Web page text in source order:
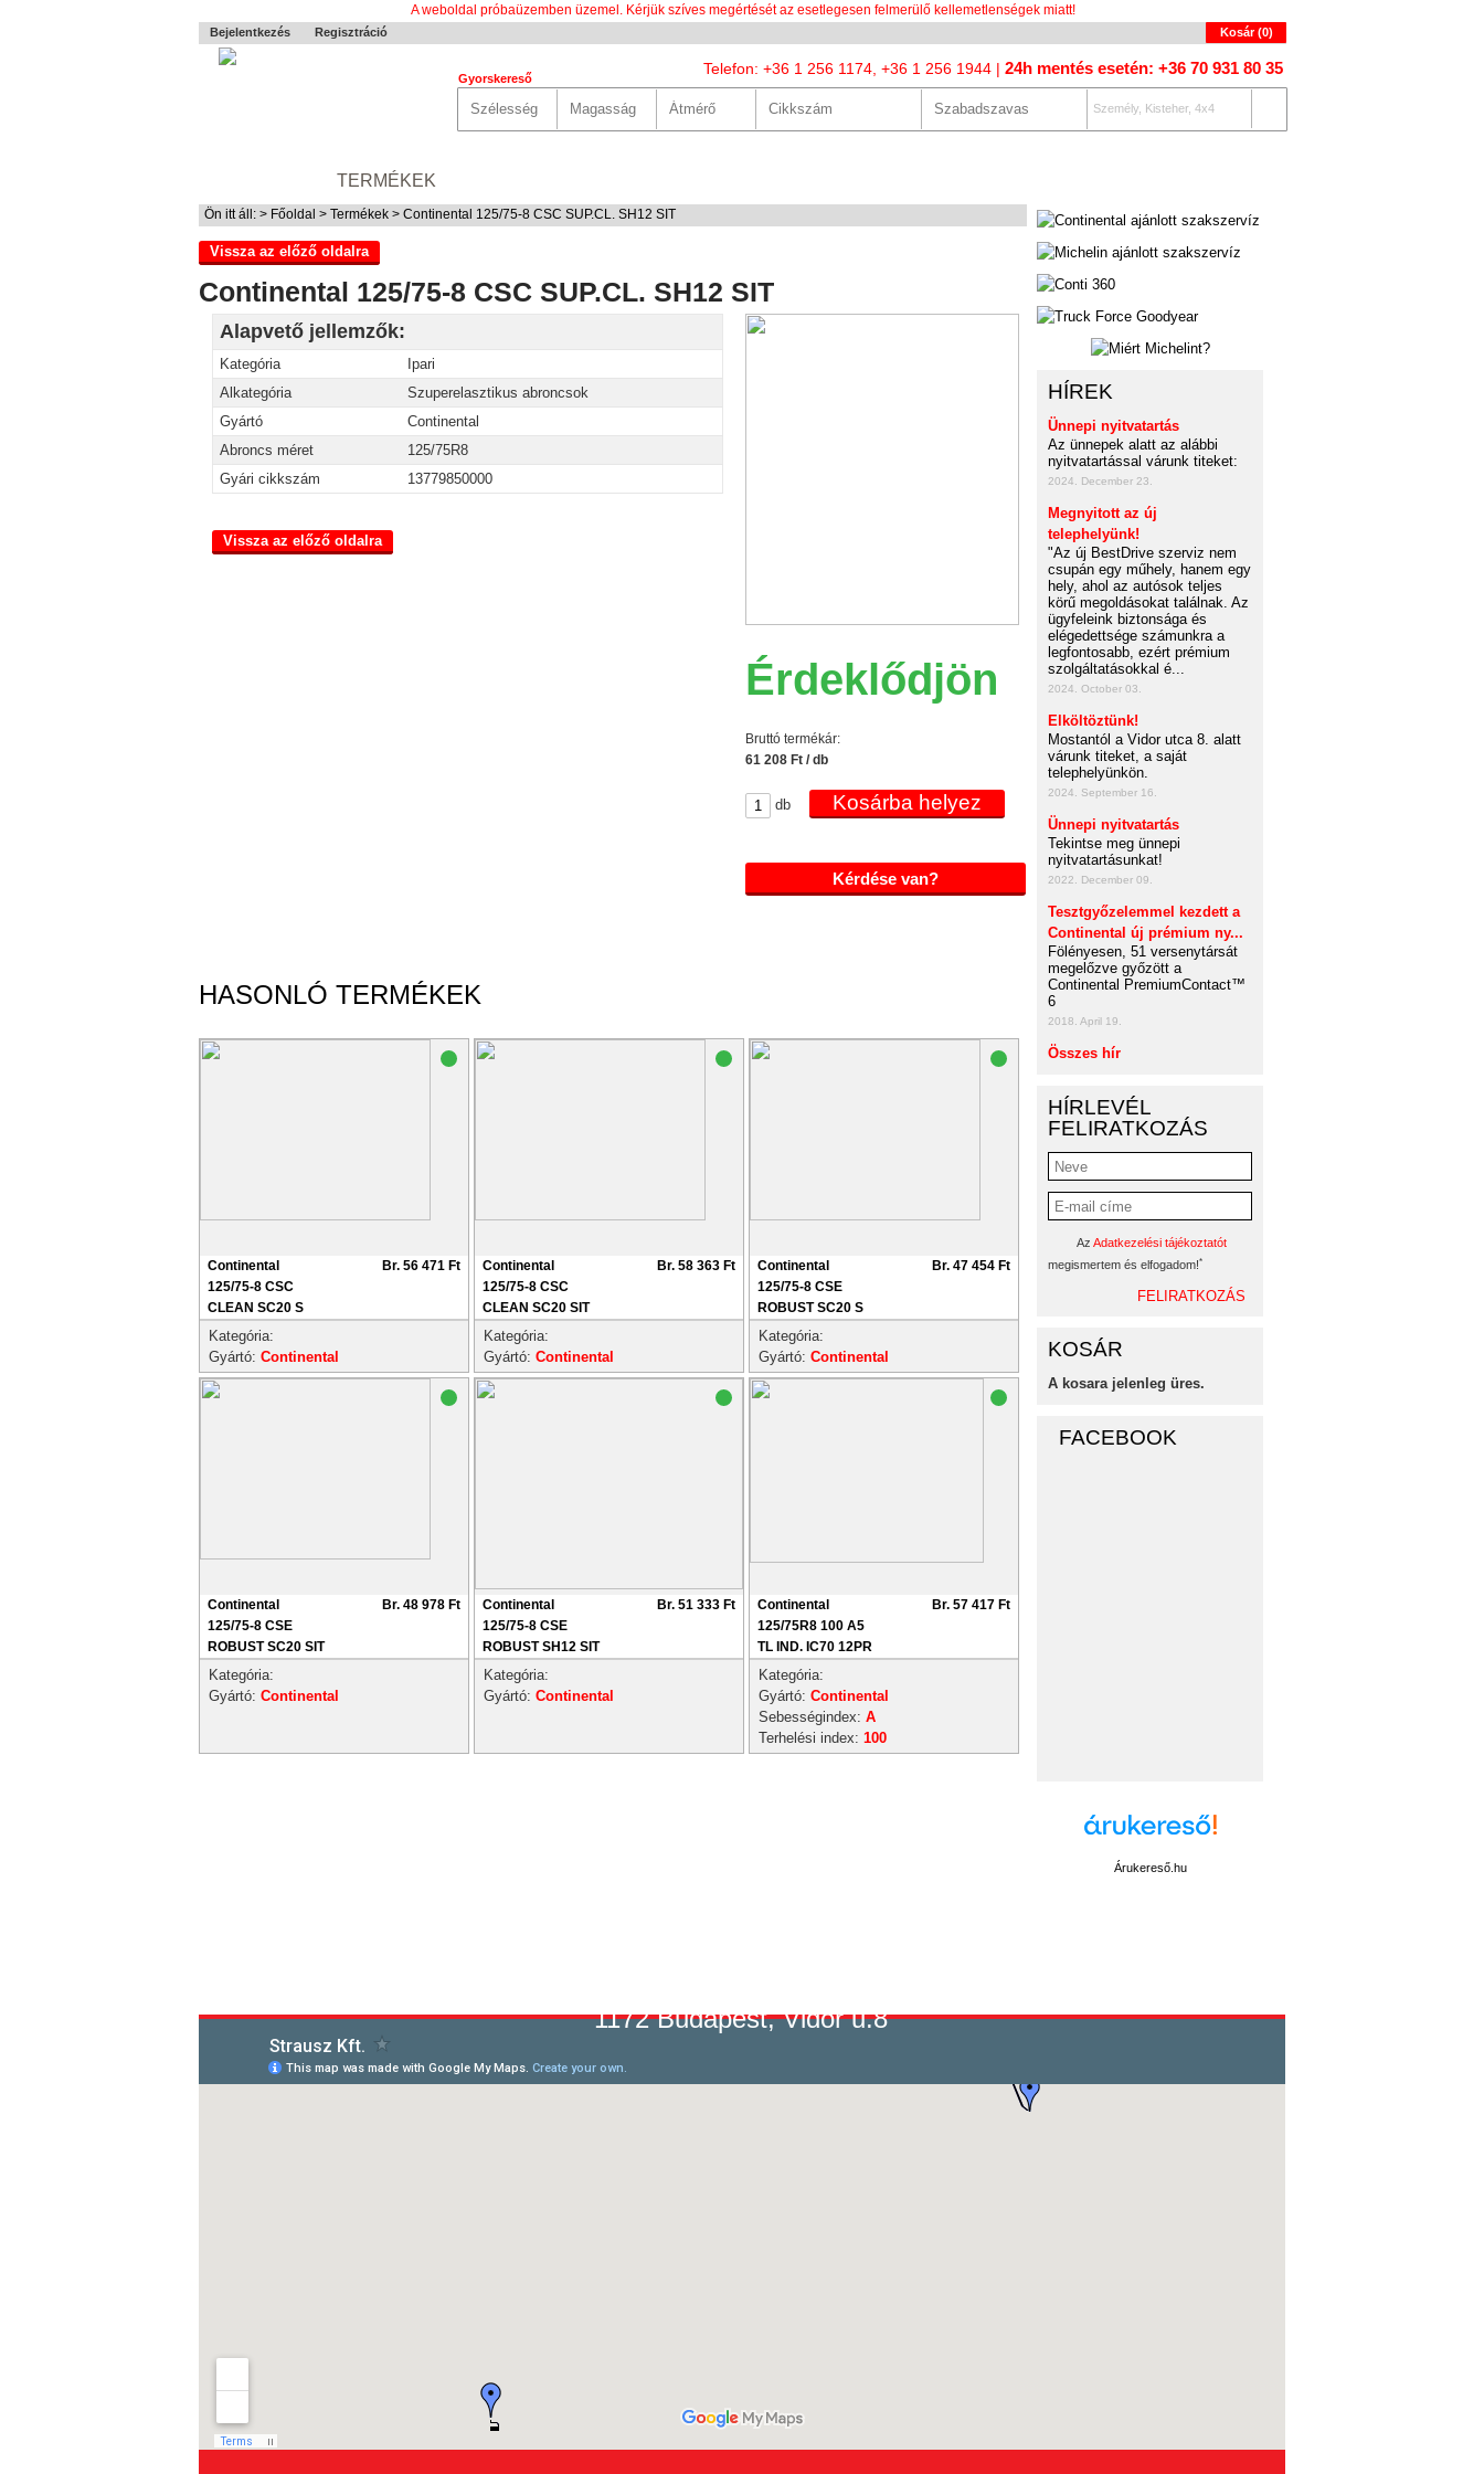
A weboldal próbaüzemben üzemel. Kérjük szíves megértését az esetlegesen felmerülő kellemetlenségek miatt!
Bejelentkezés Regisztráció Kosár (0)
Telefon: +36 1 256 1174, +36 1 256 1944 | 24h mentés esetén: +36 70 931 80 35
Gyorskereső
Személy, Kisteher, 4x4
TERMÉKEK
Ön itt áll: > Főoldal > Termékek > Continental 125/75-8 CSC SUP.CL. SH12 SIT
Vissza az előző oldalra
Continental 125/75-8 CSC SUP.CL. SH12 SIT
Alapvető jellemzők:
Kategória
Ipari
Alkategória
Szuperelasztikus abroncsok
Gyártó
Continental
Abroncs méret
125/75R8
Gyári cikkszám
13779850000
Vissza az előző oldalra
Érdeklődjön
Bruttó termékár:
61 208 Ft / db
db
Kérdése van?
HASONLÓ TERMÉKEK
Continental
125/75-8 CSC
CLEAN SC20 S
Br. 56 471 Ft
Kategória:
Gyártó: Continental
Continental
125/75-8 CSC
CLEAN SC20 SIT
Br. 58 363 Ft
Kategória:
Gyártó: Continental
Continental
125/75-8 CSE
ROBUST SC20 S
Br. 47 454 Ft
Kategória:
Gyártó: Continental
Continental
125/75-8 CSE
ROBUST SC20 SIT
Br. 48 978 Ft
Kategória:
Gyártó: Continental
Continental
125/75-8 CSE
ROBUST SH12 SIT
Br. 51 333 Ft
Kategória:
Gyártó: Continental
Continental
125/75R8 100 A5
TL IND. IC70 12PR
Br. 57 417 Ft
Kategória:
Gyártó: Continental
Sebességindex: A
Terhelési index: 100
HÍREK
Ünnepi nyitvatartás
Az ünnepek alatt az alábbi
nyitvatartással várunk titeket:
2024. December 23.
Megnyitott az új
telephelyünk!
"Az új BestDrive szerviz nem
csupán egy műhely, hanem egy
hely, ahol az autósok teljes
körű megoldásokat találnak. Az
ügyfeleink biztonsága és
elégedettsége számunkra a
legfontosabb, ezért prémium
szolgáltatásokkal é...
2024. October 03.
Elköltöztünk!
Mostantól a Vidor utca 8. alatt
várunk titeket, a saját
telephelyünkön.
2024. September 16.
Ünnepi nyitvatartás
Tekintse meg ünnepi
nyitvatartásunkat!
2022. December 09.
Tesztgyőzelemmel kezdett a
Continental új prémium ny...
Fölényesen, 51 versenytársát
megelőzve győzött a
Continental PremiumContact™
6
2018. April 19.
Összes hír
HÍRLEVÉL
FELIRATKOZÁS
Az Adatkezelési tájékoztatót
megismertem és elfogadom!*
KOSÁR
A kosara jelenleg üres.
FACEBOOK
Árukereső.hu
1172 Budapest, Vidor u.8